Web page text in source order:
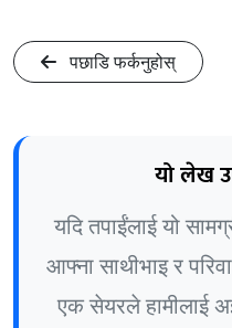
पछाडि फर्कनुहोस्
यो लेख
यदि तपाईंलाई यो
आफ्ना साथीभाइ र
एक सेयरले हामीलाई अझ